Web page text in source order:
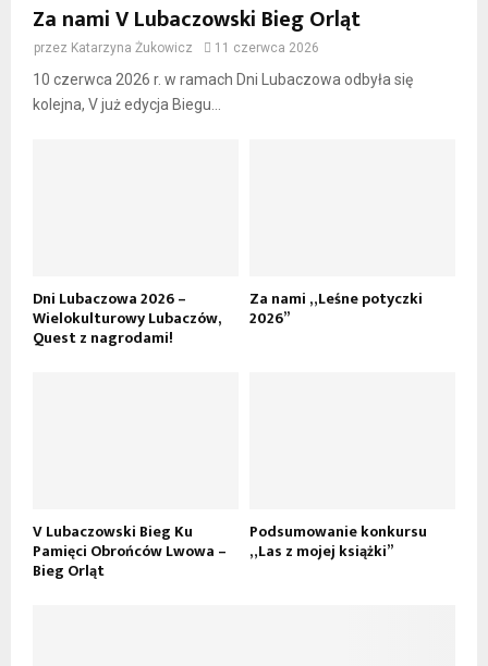
Za nami V Lubaczowski Bieg Orląt
przez Katarzyna Żukowicz 11 czerwca 2026
10 czerwca 2026 r. w ramach Dni Lubaczowa odbyła się
kolejna, V już edycja Biegu...
Dni Lubaczowa 2026 –
Wielokulturowy Lubaczów,
Quest z nagrodami!
Za nami „Leśne potyczki
2026”
V Lubaczowski Bieg Ku
Pamięci Obrońców Lwowa –
Bieg Orląt
Podsumowanie konkursu
„Las z mojej książki”